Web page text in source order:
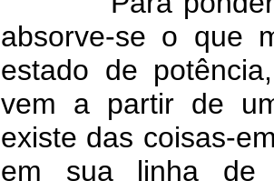
absorve-se o que
estado de
vem a partir de
existe das coisas-
em sua linha de